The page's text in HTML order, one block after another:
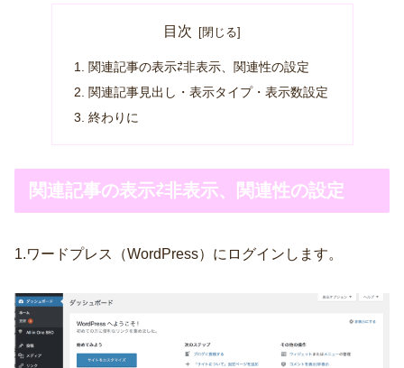
目次
関連記事の表示⇄非表示、関連性の設定
関連記事見出し・表示タイプ・表示数設定
終わりに
関連記事の表示⇄非表示、関連性の設定
1.ワードプレス（WordPress）にログインします。